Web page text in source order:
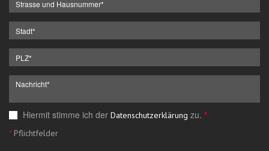
Hiermit stimme ich der Datenschutzerklärung zu. *
*Pflichtfelder